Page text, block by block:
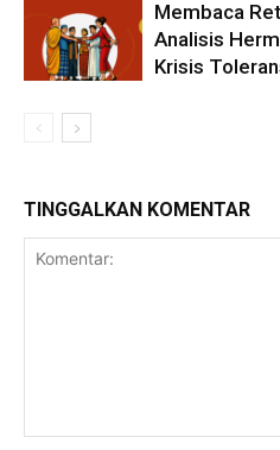
Membaca
Analisis
Krisis
TINGGALKAN KOMENTAR